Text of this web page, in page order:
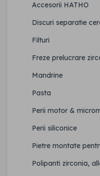
Accesorii HATHO
Discuri separatie
Filturi
Freze prelucrare
Mandrine
Pasta
Perii motor &
Perii siliconice
Pietre montate
Polipanti zirconia,